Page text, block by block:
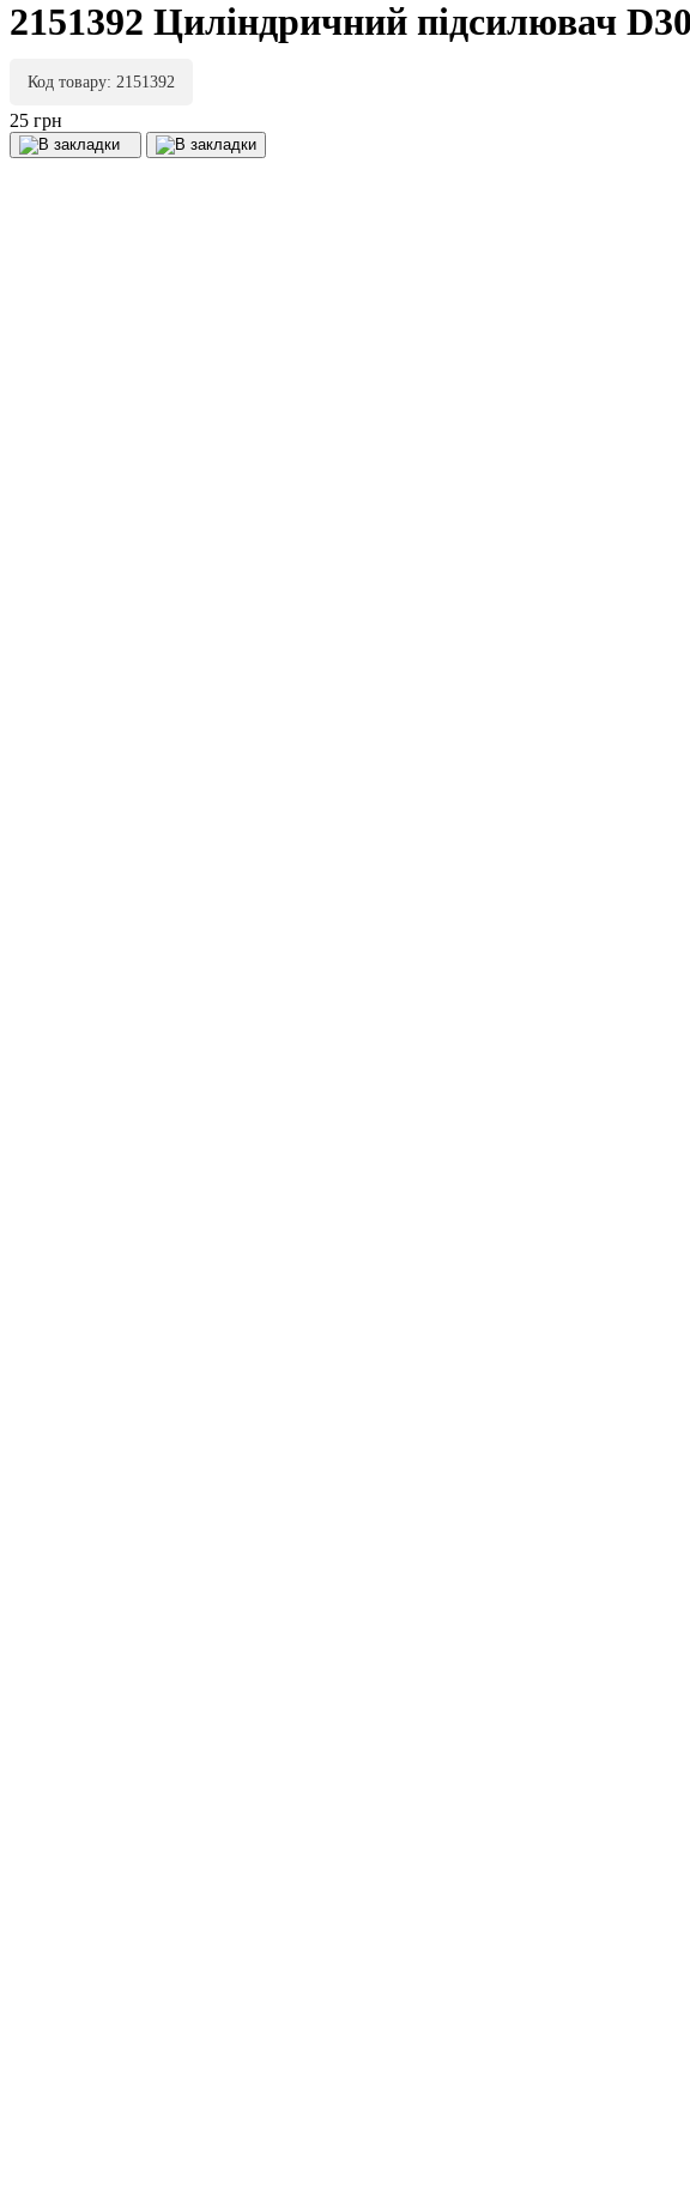
2151392 Циліндричний підсилювач
Код товару: 2151392
25 грн